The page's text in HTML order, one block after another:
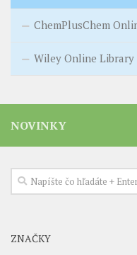
ChemPlusChem
Wiley Online Library
NOVINKY
ZNAČKY